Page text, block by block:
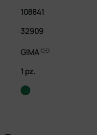
108841
32909
GIMAlink
1 pz.